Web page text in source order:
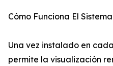
Cómo Funciona El Sistema
Una vez instalado en
permite la visualización